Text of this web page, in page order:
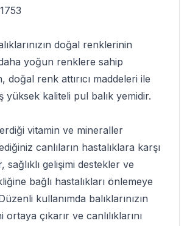
doğal renklerinin
yoğun renklere sahip
doğal renk attırıcı maddeleri ile
yüksek kaliteli pul balık yemidir.
vitamin ve mineraller
canlıların hastalıklara karşı
sağlıklı gelişimi destekler ve
bağlı hastalıkları önlemeye
kullanımda balıklarınızın
çıkarır ve canlılıklarını